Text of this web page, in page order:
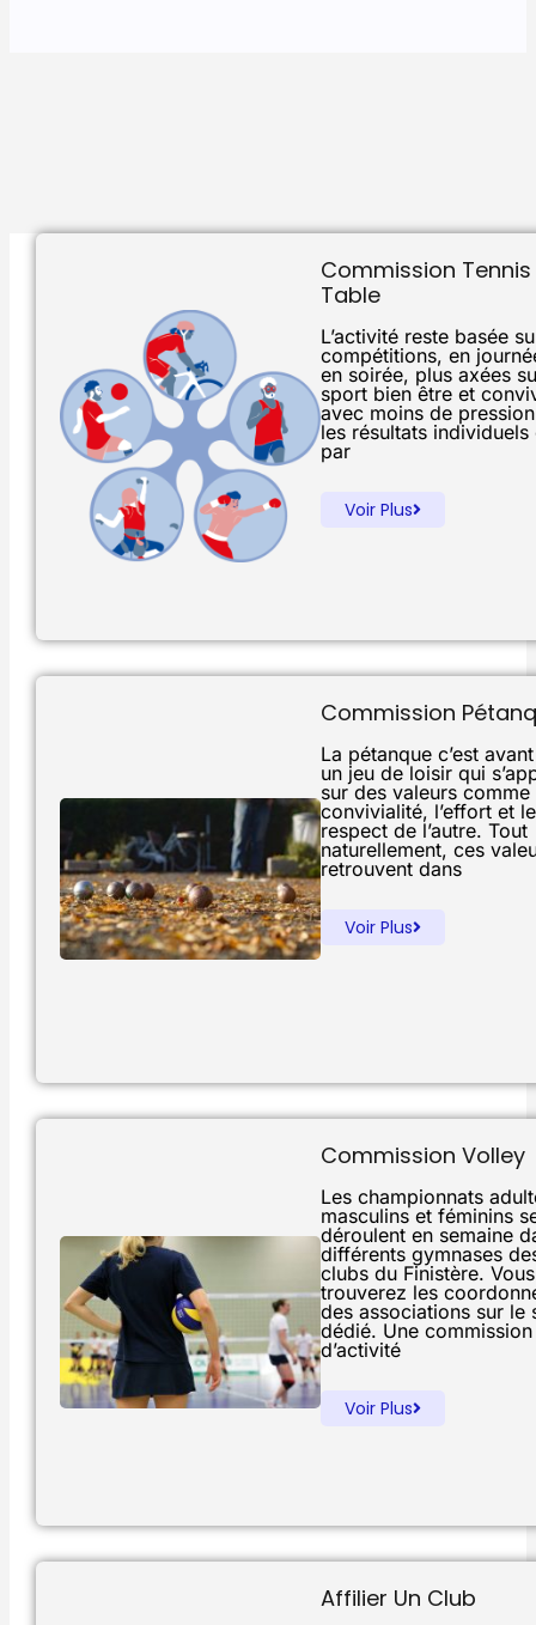
Commission Tennis
Table
L’activité reste basée
compétitions, en
en soirée, plus axées
sport bien être et
avec moins de
les résultats individuels
par
Voir Plus
Commission
La pétanque c’est
un jeu de loisir qui
sur des valeurs comme
convivialité, l’effort et le
respect de l’autre. Tout
naturellement, ces
retrouvent dans
Voir Plus
Commission Volley
Les championnats
masculins et féminins
déroulent en semaine
différents gymnases
clubs du Finistère. Vous
trouverez les
des associations sur le
dédié. Une commission
d’activité
Voir Plus
Affilier Un Club